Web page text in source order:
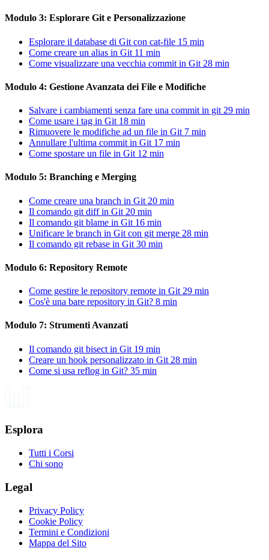
Modulo 3: Esplorare Git e Personalizzazione
Esplorare il database di Git con cat-file 15 min
Come creare un alias in Git 11 min
Come visualizzare una vecchia commit in Git 28 min
Modulo 4: Gestione Avanzata dei File e Modifiche
Salvare i cambiamenti senza fare una commit in git 29 min
Come usare i tag in Git 18 min
Rimuovere le modifiche ad un file in Git 7 min
Annullare l'ultima commit in Git 17 min
Come spostare un file in Git 12 min
Modulo 5: Branching e Merging
Come creare una branch in Git 20 min
Il comando git diff in Git 20 min
Il comando git blame in Git 16 min
Unificare le branch in Git con git merge 28 min
Il comando git rebase in Git 30 min
Modulo 6: Repository Remote
Come gestire le repository remote in Git 29 min
Cos'è una bare repository in Git? 8 min
Modulo 7: Strumenti Avanzati
Il comando git bisect in Git 19 min
Creare un hook personalizzato in Git 28 min
Come si usa reflog in Git? 35 min
Esplora
Tutti i Corsi
Chi sono
Legal
Privacy Policy
Cookie Policy
Termini e Condizioni
Mappa del Sito